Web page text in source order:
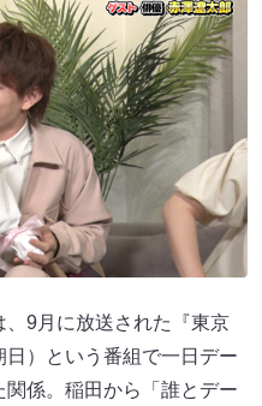
、9月に放送された『東京
）という番組で一日デー
関係。稲田から「誰とデー